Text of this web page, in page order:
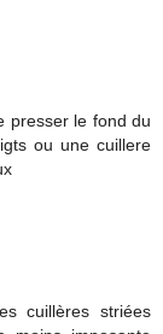
presser le fond du
ou une cuillere
cuillères striées